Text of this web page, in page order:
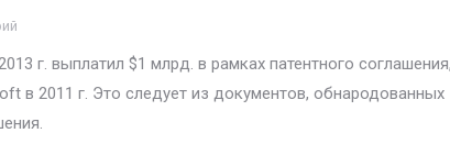
г. выплатил $1 млрд. в рамках патентного соглашения,
в 2011 г. Это следует из документов, обнародованных